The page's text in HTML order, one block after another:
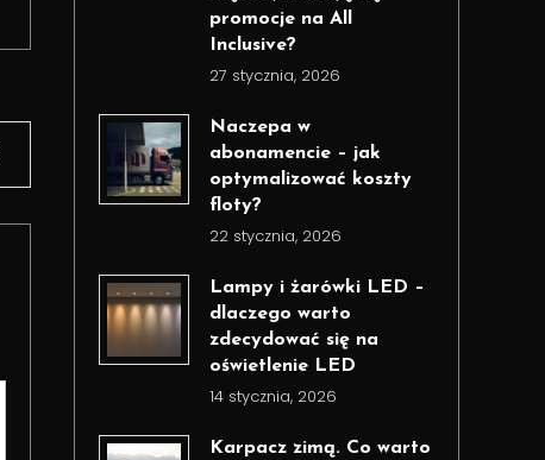
promocje na All
Inclusive?
27 stycznia, 2026
Naczepa w
abonamencie – jak
optymalizować koszty
floty?
22 stycznia, 2026
Lampy i żarówki LED –
dlaczego warto
zdecydować się na
oświetlenie LED
14 stycznia, 2026
Karpacz zimą. Co warto